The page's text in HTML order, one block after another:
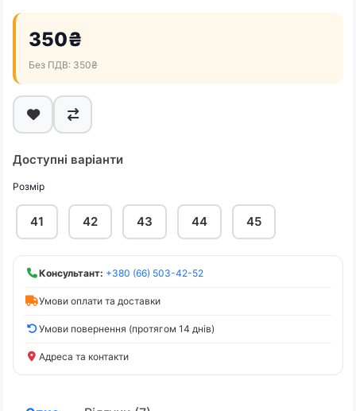
350₴
Без ПДВ: 350₴
Доступні варіанти
Розмір
41 42 43 44 45
Консультант: +380 (66) 503-42-52
Умови оплати та доставки
Умови повернення (протягом 14 днів)
Адреса та контакти